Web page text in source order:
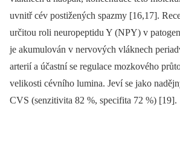
uvnitř cév postižených spazmy [16,17].
určitou roli neuropeptidu Y (NPY) v
je akumulován v nervových vláknech
arterií a účastní se regulace mozkového
velikosti cévního lumina. Jeví se jako
CVS (senzitivita 82 %, specifita 72 %) [19].